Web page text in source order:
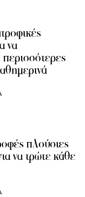
να
πλούσιες
να τρώτε κάθε